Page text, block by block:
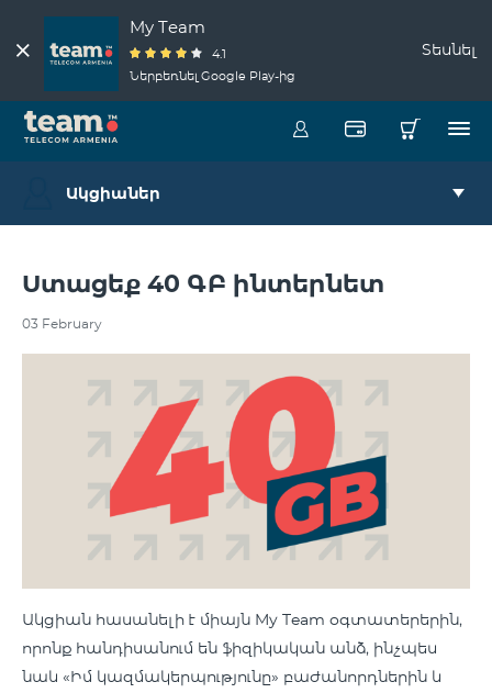
My Team
4.1
Ներբեռնել Google Play-ից
Տեսնել
Ակցիաներ
Ստացեք 40 ԳԲ ինտերնետ
03 February
Ակցիան հասանելի է միայն My Team օգտատերերին,
որոնք հանդիսանում են ֆիզիկական անձ, ինչպես
նաև «Իմ կազմակերպությունը» բաժանորդներին և